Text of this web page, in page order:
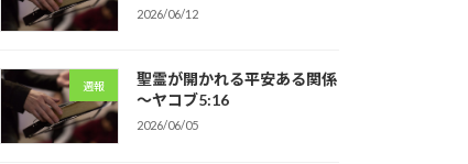
2026/06/12
週報
聖霊が開かれる平安ある関係
～ヤコブ5:16
2026/06/05